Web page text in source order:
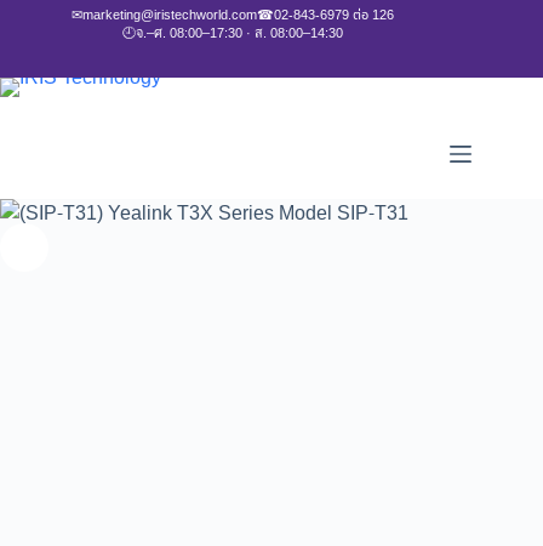
✉marketing@iristechworld.com☎02-843-6979 ต่อ 126
🕘จ.–ศ. 08:00–17:30 · ส. 08:00–14:30